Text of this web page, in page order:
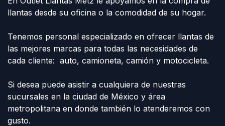
llantas desde su oficina o la comodidad de su hogar.
Tenemos personal especializado en ofrecer llantas de
las mejores marcas para todas las necesidades de
cada cliente: auto, camioneta, camión y motocicleta.
Si desea puede asistir a cualquiera de nuestras
sucursales en la ciudad de México y área
metropolitana en donde también lo atenderemos con
gusto.